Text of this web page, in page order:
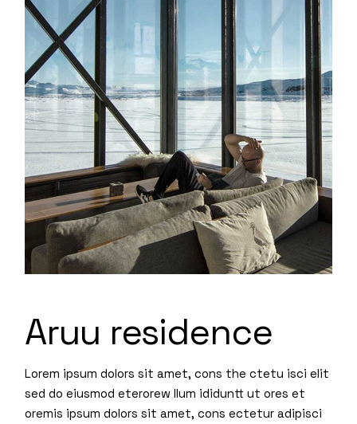
Aruu residence
Lorem ipsum dolors sit amet, cons the ctetu isci elit
sed do eiusmod eterorew llum ididuntt ut ores et
oremis ipsum dolors sit amet, cons ectetur adipisci